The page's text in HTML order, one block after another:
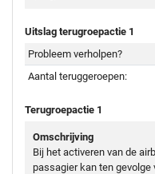
Uitslag terugroepactie 1
Probleem verholpen?
Aantal teruggeroepen:
Terugroepactie 1
Omschrijving
Bij het activeren van de
passagier kan ten gevolge